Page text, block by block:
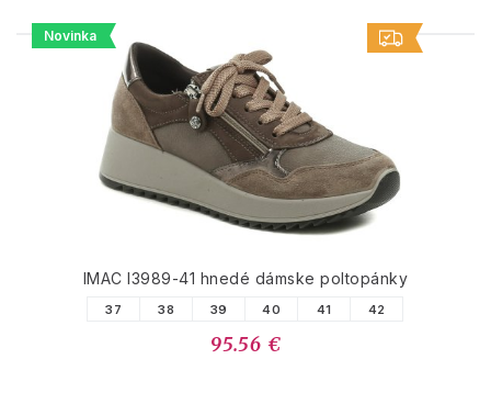
PODOBNÉ PRODUKTY
Novinka
IMAC I3989-41 hnedé dámske poltopánky
37 38 39 40 41 42
95.56 €